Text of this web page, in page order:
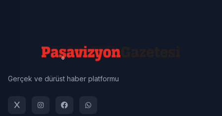
Gerçek ve dürüst haber platformu